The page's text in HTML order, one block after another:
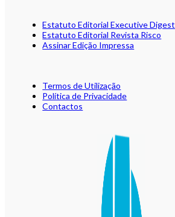
Estatuto Editorial Executive Digest
Estatuto Editorial Revista Risco
Assinar Edição Impressa
Termos de Utilização
Política de Privacidade
Contactos